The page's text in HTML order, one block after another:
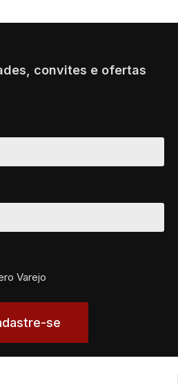
convites e ofertas
Varejo
se